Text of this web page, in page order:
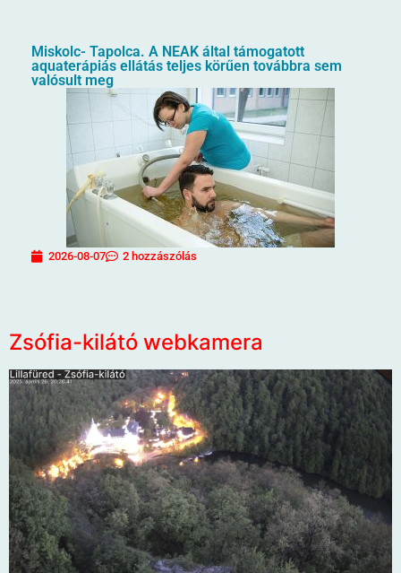
Miskolc- Tapolca. A NEAK által támogatott
aquaterápiás ellátás teljes körűen továbbra sem
valósult meg
2026-08-07 2 hozzászólás
Zsófia-kilátó webkamera